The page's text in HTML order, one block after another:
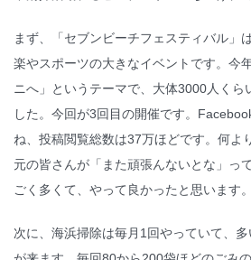
まず、「セブンビーチフェスティバル」
楽やスポーツの大きなイベントです。今
ニへ」というテーマで、大体3000人くら
した。今回が3回目の開催です。
ね、投稿閲覧総数は37万ほどです。何よ
元の皆さんが「また頑張んないとな」っ
ごく多くて、やって良かったと思います。
次に、海浜掃除は毎月1回やっていて、